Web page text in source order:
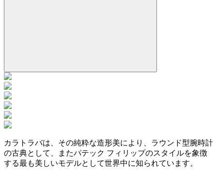
カラトラバは、その純粋な造形美により、ラウンド型腕時計
の古典として、またパテック フィリップのスタイルを象徴
する最も美しいモデルとして世界中に知られています。